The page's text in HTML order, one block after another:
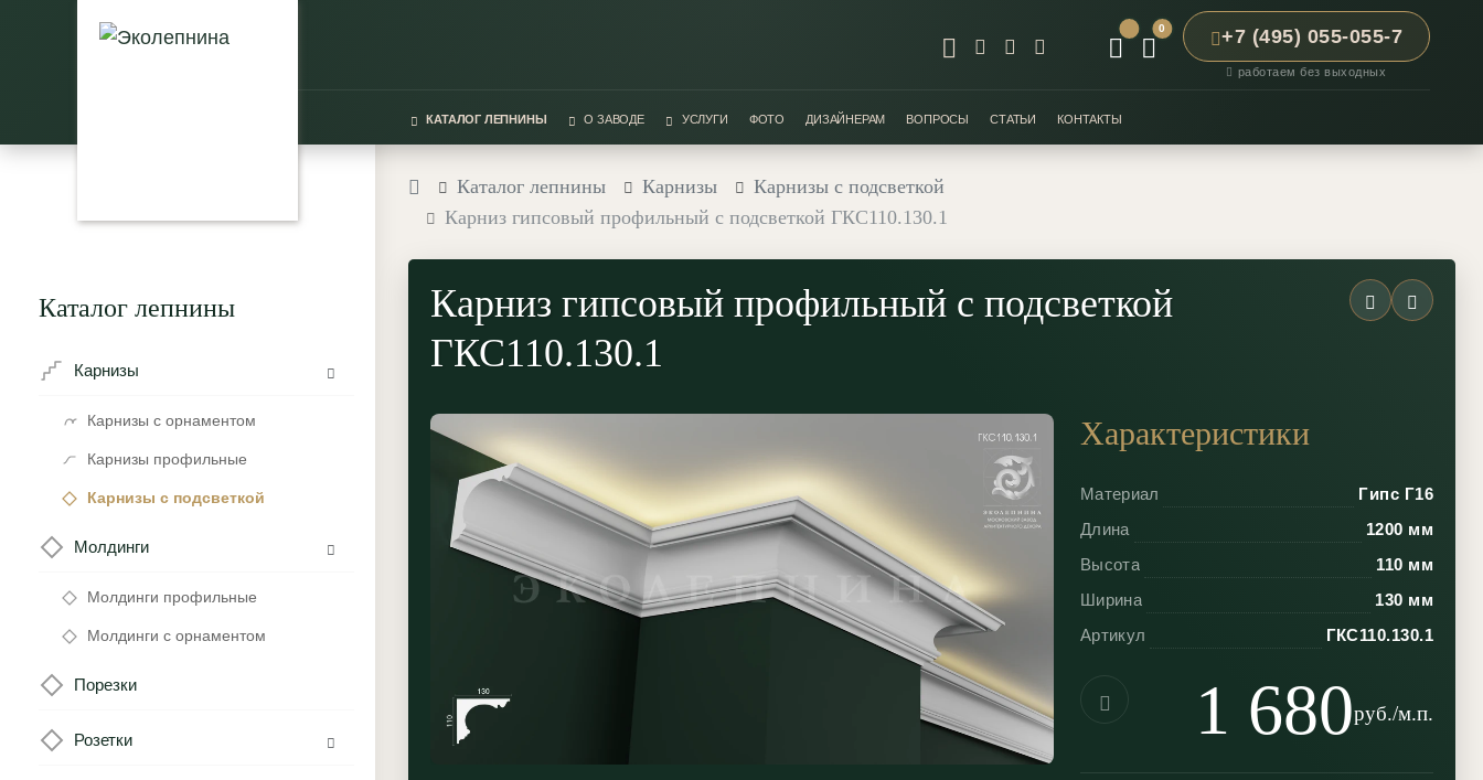
0 +7 (495) 055-055-7
работаем без выходных
КАТАЛОГ ЛЕПНИНЫ О ЗАВОДЕ УСЛУГИ ФОТО ДИЗАЙНЕРАМ ВОПРОСЫ СТАТЬИ КОНТАКТЫ
Каталог лепнины
Карнизы
Карнизы с орнаментом
Карнизы профильные
Карнизы с подсветкой
Молдинги
Молдинги профильные
Молдинги с орнаментом
Порезки
Розетки
Каталог лепнины Карнизы
Карнизы с подсветкой
Карниз гипсовый профильный с подсветкой ГКС110.130.1
Карниз гипсовый профильный с подсветкой
ГКС110.130.1
Характеристики
Материал
Гипс Г16
Длина
1200 мм
Высота
110 мм
Ширина
130 мм
Артикул
ГКС110.130.1
1 680руб./м.п.